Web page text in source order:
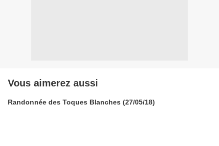
Vous aimerez aussi
Randonnée des Toques Blanches (27/05/18)